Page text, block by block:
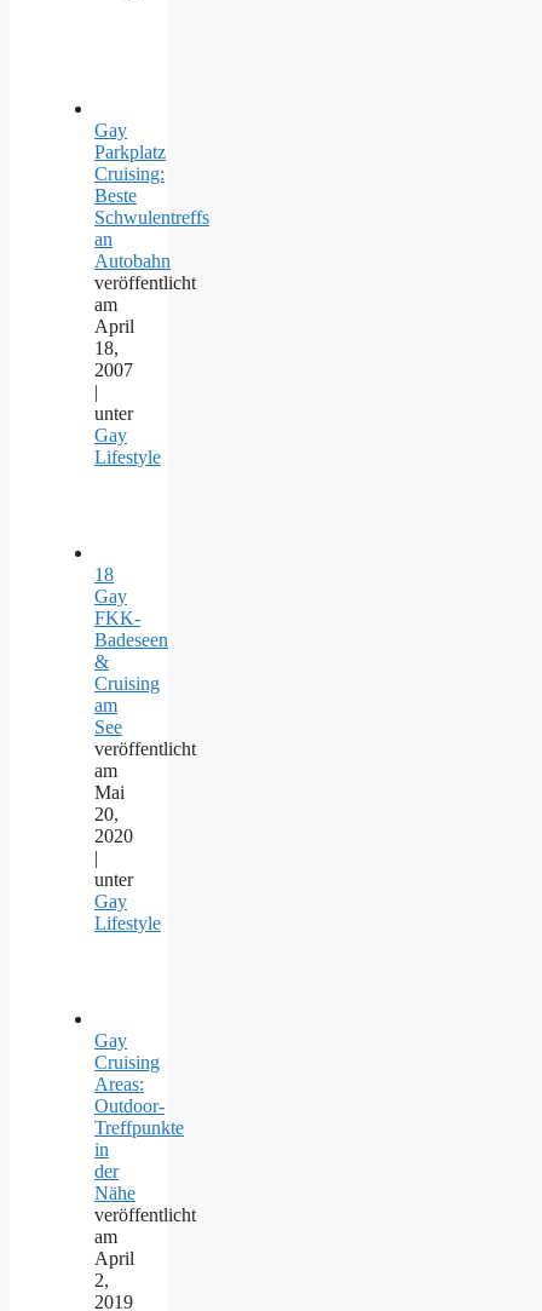
Gay
Parkplatz
Cruising:
Beste
Schwulentreffs
an
Autobahn
veröffentlicht
am
April
18,
2007
|
unter
Gay
Lifestyle
18
Gay
FKK-
Badeseen
&
Cruising
am
See
veröffentlicht
am
Mai
20,
2020
|
unter
Gay
Lifestyle
Gay
Cruising
Areas:
Outdoor-
Treffpunkte
in
der
Nähe
veröffentlicht
am
April
2,
2019